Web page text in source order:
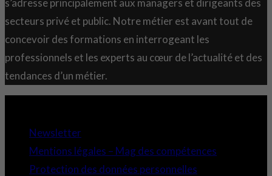
secteurs privé et public. Notre métier est avant tout de
concevoir des formations en interrogeant les
professionnels et les experts au cœur de l’actualité et des
tendances d’un métier.
Newsletter
Mentions légales – Mag des compétences
Protection des données personnelles